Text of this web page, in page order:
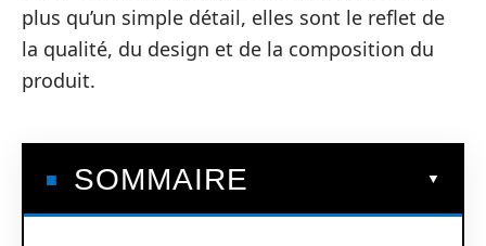
plus qu’un simple détail, elles sont le reflet de
la qualité, du design et de la composition du
produit.
SOMMAIRE